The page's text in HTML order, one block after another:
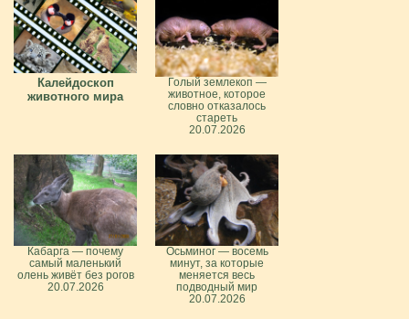
Калейдоскоп
животного мира
Голый землекоп —
животное, которое
словно отказалось
стареть
20.07.2026
Кабарга — почему
самый маленький
олень живёт без рогов
20.07.2026
Осьминог — восемь
минут, за которые
меняется весь
подводный мир
20.07.2026